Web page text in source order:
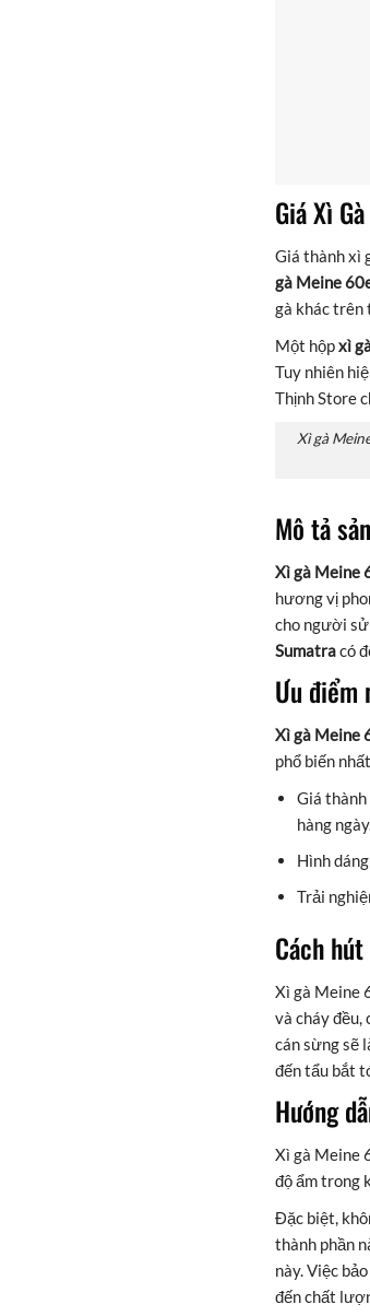
Giá Xì
Giá thành xì
gà Meine
gà khác
Một hộpxì
Tuy nhiên
Thịnh Store
Xì gà
Mô tả
Xì gà Meine
hương vị
cho người sử
Sumatracó
Ưu điểm
Xì gà Meine
phổ biến
Giá thành
hàng
Hình
Trải
Cách
Xì gà Meine
và cháy đều,
cán sừng sẽ
đến tẩu bắt
Hướng
Xì gà Meine
độ ẩm trong
Đặc biệt,
thành phần
này. Việc
đến chất